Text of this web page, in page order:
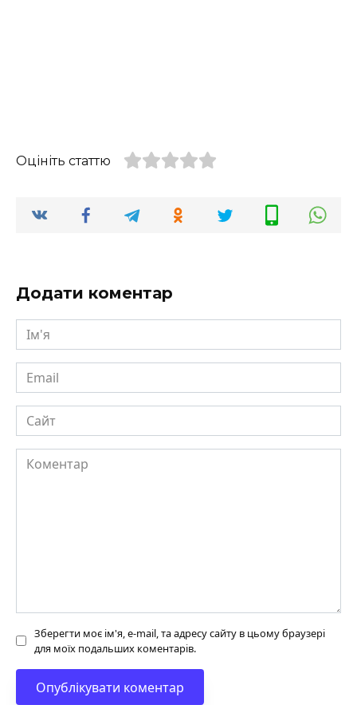
Оцініть статтю
Додати коментар
Ім'я
Email
Сайт
Коментар
Зберегти моє ім'я, e-mail, та адресу сайту в цьому браузері
для моїх подальших коментарів.